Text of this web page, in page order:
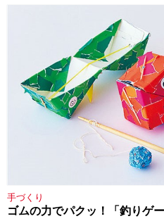
手づくり
ゴムの力でパクッ！「釣りゲ